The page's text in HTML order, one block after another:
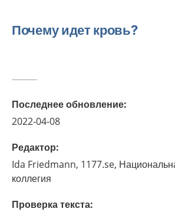
Почему идет кровь?
Последнее обновление:
2022-04-08
Редактор:
Ida Friedmann, 1177.se,
коллегия
Проверка текста: